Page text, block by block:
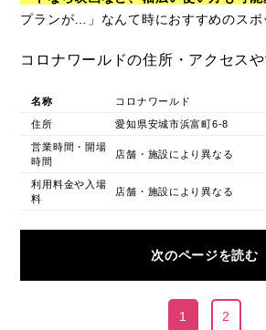
プランが…」なんて時におすすめのスポ
コロナワールドの住所・アクセス
名称 コロナワールド
住所 愛知県安城市浜富町6-8
営業時間・開場
時間
店舗・施設により異なる
利用料金や入場
料
店舗・施設により異なる
次のページを読む
1 2